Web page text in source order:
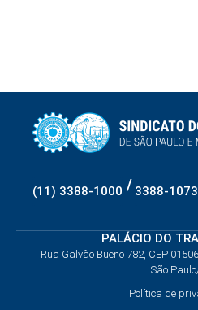
(11) 3388-1000 / 3388-1073
PALÁCIO DO
Rua Galvão Bueno 782, CEP
São
Política de